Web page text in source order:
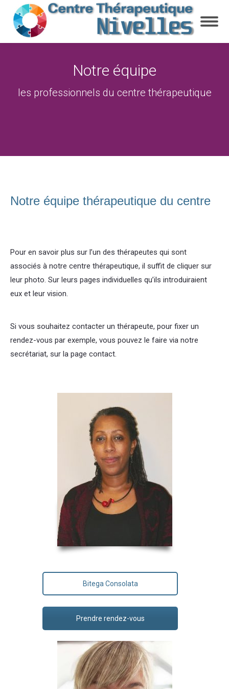
Notre équipe
les professionnels du centre thérapeutique
Vous êtes ici :
Notre équipe thérapeutique du centre
Pour en savoir plus sur l’un des thérapeutes qui sont
associés à notre centre thérapeutique, il suffit de cliquer sur
leur photo. Sur leurs pages individuelles qu’ils introduiraient
eux et leur vision.
Si vous souhaitez contacter un thérapeute, pour fixer un
rendez-vous par exemple, vous pouvez le faire via notre
secrétariat, sur la page contact.
Bitega Consolata
Prendre rendez-vous